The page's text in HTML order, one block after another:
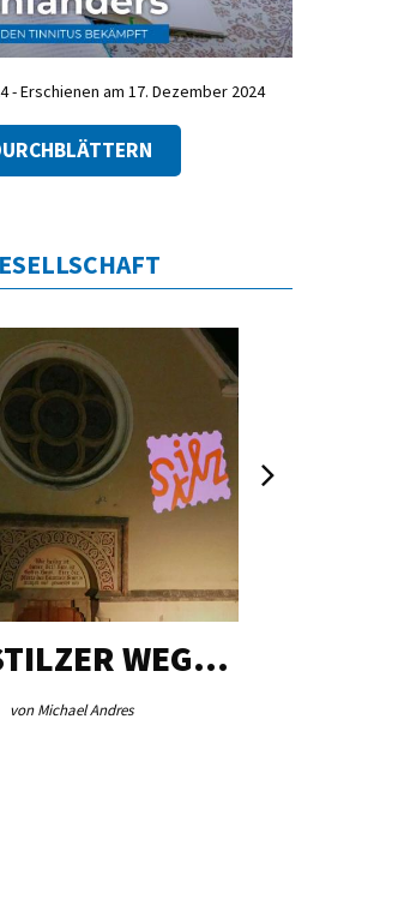
- Erschienen am 17. Dezember 2024
WEG…
von Michael Andres